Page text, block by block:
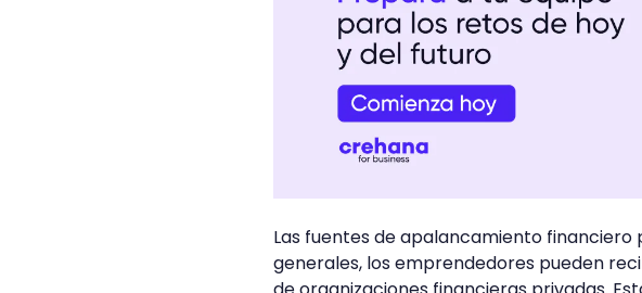
Las fuentes de apalancamiento
generales, los emprendedores pueden